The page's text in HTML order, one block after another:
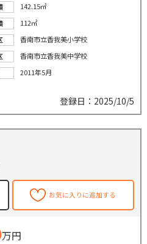
142.15㎡
112㎡
香南市立香我美小学校
香南市立香我美中学校
2011年5月
登録日：2025/10/5
お気に入りに追加する
万円